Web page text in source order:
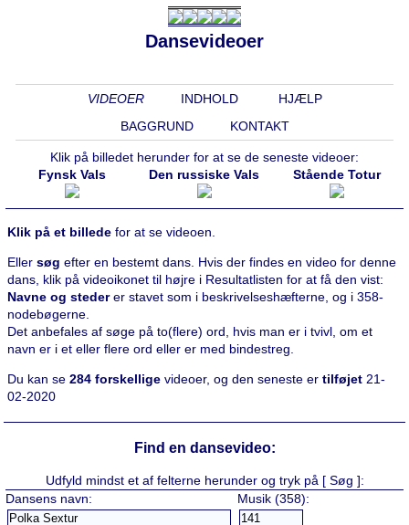
Dansevideoer
VIDEOER INDHOLD
HJÆLP
BAGGRUND
KONTAKT
Klik på billedet herunder for at se de seneste videoer:
Fynsk Vals
Den russiske Vals Stående Totur
Klik på et billede for at se videoen.
Eller søg efter en bestemt dans. Hvis der findes en video for denne
dans, klik på videoikonet til højre i Resultatlisten for at få den vist:
Navne og stederer stavet som i beskrivelseshæfterne, og i 358-
nodebøgerne.
Det anbefales af søge på to(flere) ord, hvis man er i tvivl, om et
navn er i et eller flere ord eller er med bindestreg.
Du kan se 284 forskellige videoer, og den seneste er tilføjet 21-
02-2020
Find en dansevideo:
Udfyld mindst et af felterne herunder og tryk på [ Søg ]:
Dansens navn:
Musik (358):